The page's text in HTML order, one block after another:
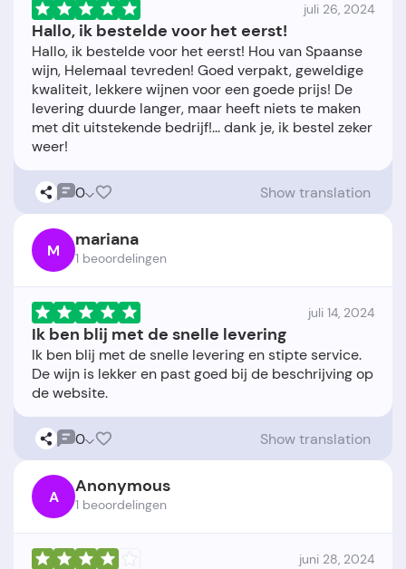
juli 26, 2024
Hallo, ik bestelde voor het eerst!
Hallo, ik bestelde voor het eerst! Hou van Spaanse
wijn, Helemaal tevreden! Goed verpakt, geweldige
kwaliteit, lekkere wijnen voor een goede prijs! De
levering duurde langer, maar heeft niets te maken
met dit uitstekende bedrijf!... dank je, ik bestel zeker
0 Show translation
M mariana
1 beoordelingen
juli 14, 2024
Ik ben blij met de snelle levering
Ik ben blij met de snelle levering en stipte service.
De wijn is lekker en past goed bij de beschrijving op
0 Show translation
A Anonymous
1 beoordelingen
juni 28, 2024